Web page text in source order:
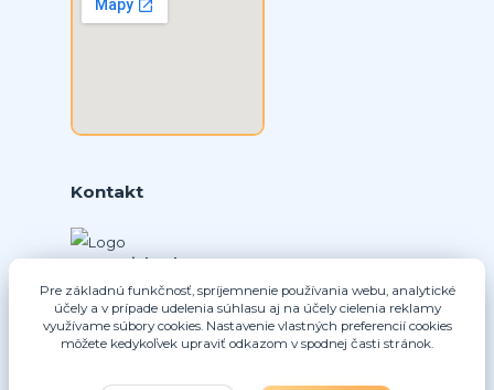
Kontakt
Ing. Daniel Doboš
+421 902331936
(Po-Pia, 8-16 hod.)
info@nice-pohony.sk
Pre základnú funkčnosť, spríjemnenie používania webu, analytické
účely a v prípade udelenia súhlasu aj na účely cielenia reklamy
využívame súbory cookies. Nastavenie vlastných preferencií cookies
môžete kedykoľvek upraviť odkazom v spodnej časti stránok.